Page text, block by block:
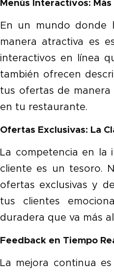
Menús Interactivos: Más
En un mundo donde
manera atractiva es
interactivos en línea
también ofrecen
tus ofertas de
en tu restaurante.
Ofertas Exclusivas: La
La competencia en la
cliente es un tesoro.
ofertas exclusivas y
tus clientes
duradera que va más
Feedback en Tiempo
La mejora continua